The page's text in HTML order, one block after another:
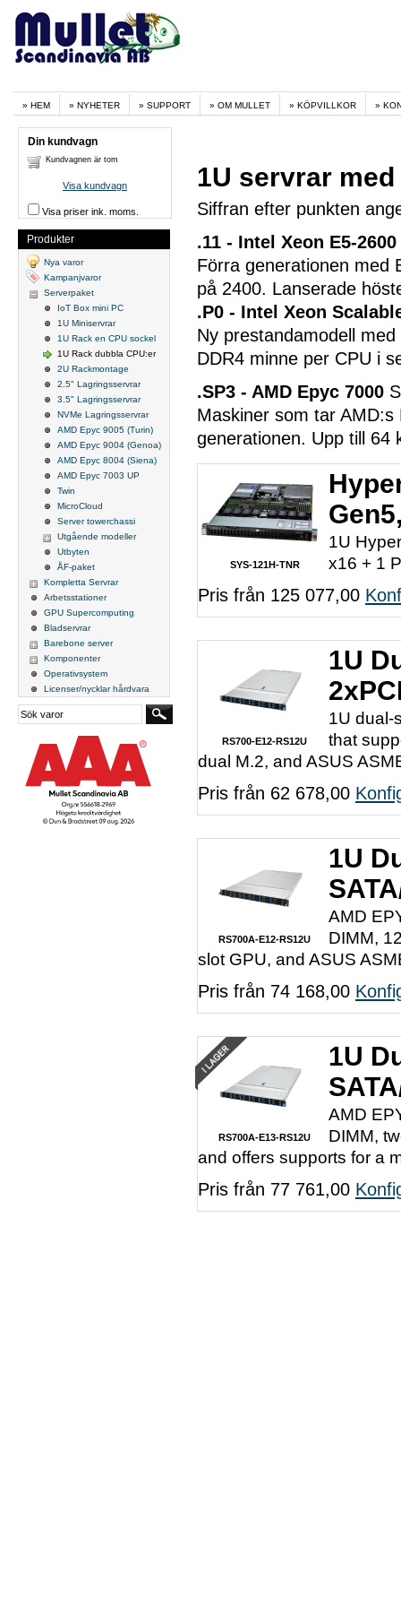
HEM NYHETER SUPPORT OM MULLET KÖPVILLKOR
1U servrar
Siffran efter punkten
.11 - Intel Xeon E5-2600
Förra generationen med
på 2400. Lanserade
.P0 - Intel Xeon
Ny prestandamodell
DDR4 minne per CPU i
.SP3 - AMD Epyc 7000
Maskiner som tar
generationen. Upp till 64
SYS-121H-TNR
1U
x16 + 1
Pris från 125 077,00
RS700-E12-RS12U
1U
1U dual-
that
dual M.2, and ASUS
Pris från 62 678,00
RS700A-E12-RS12U
1U
AMD
DIMM,
slot GPU, and ASUS
Pris från 74 168,00
RS700A-E13-RS12U
1U
AMD
DIMM,
and offers supports for a
Pris från 77 761,00
Din kundvagn
Kundvagnen är tom
Visa kundvagn
Visa priser ink. moms.
Produkter
Nya varor
Kampanjvaror
Serverpaket
IoT Box mini PC
1U Miniservrar
1U Rack en CPU sockel
1U Rack dubbla CPU:er
2U Rackmontage
2.5" Lagringsservrar
3.5" Lagringsservrar
NVMe Lagringsservrar
AMD Epyc 9005 (Turin)
AMD Epyc 9004 (Genoa)
AMD Epyc 8004 (Siena)
AMD Epyc 7003 UP
Twin
MicroCloud
Server towerchassi
Utgående modeller
Utbyten
ÅF-paket
Kompletta Servrar
Arbetsstationer
GPU Supercomputing
Bladservrar
Barebone server
Komponenter
Operativsystem
Licenser/nycklar hårdvara